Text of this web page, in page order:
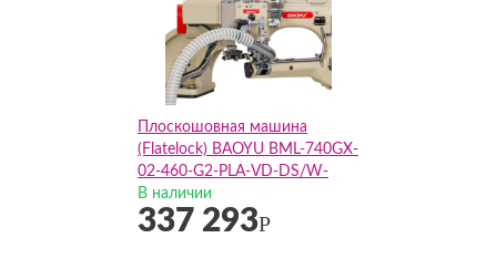
Плоскошовная машина
(Flatelock) BAOYU BML-740GX-
02-460-G2-PLA-VD-DS/W-
ETK(Комплект)
В наличии
337 293Р